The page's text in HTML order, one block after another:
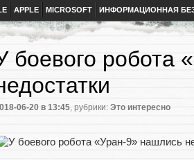
APPLE MICROSOFT ИНФОРМАЦИОННАЯ
боевого робота
06-20 в 13:45, рубрики: Это интересно